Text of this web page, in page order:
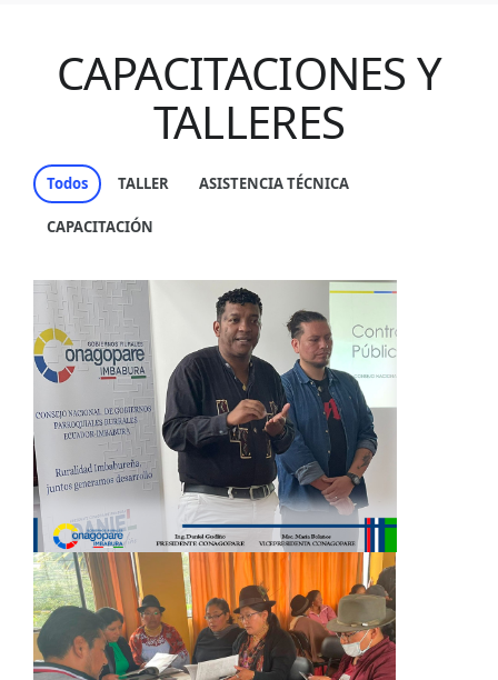
CAPACITACIONES Y
TALLERES
Todos TALLER ASISTENCIA TÉCNICA
CAPACITACIÓN